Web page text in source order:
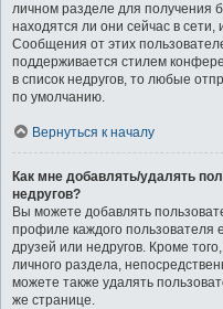
личном разделе для получения
находятся ли они сейчас в
Сообщения от этих
поддерживается стилем
в список недругов, то любые
по умолчанию.
Вернуться к началу
Как мне добавлять/удалять
недругов?
Вы можете добавлять
профиле каждого пользователя
друзей или недругов. Кроме
личного раздела,
можете также удалять
же странице.